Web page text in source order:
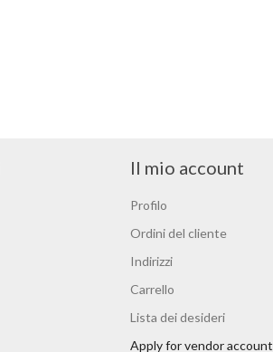
Il mio account
Profilo
Ordini del cliente
Indirizzi
Carrello
Lista dei desideri
Apply for vendor account